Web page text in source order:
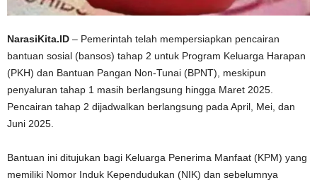
NarasiKita.ID – Pemerintah telah mempersiapkan pencairan
bantuan sosial (bansos) tahap 2 untuk Program Keluarga Harapan
(PKH) dan Bantuan Pangan Non-Tunai (BPNT), meskipun
penyaluran tahap 1 masih berlangsung hingga Maret 2025.
Pencairan tahap 2 dijadwalkan berlangsung pada April, Mei, dan
Juni 2025.
Bantuan ini ditujukan bagi Keluarga Penerima Manfaat (KPM) yang
memiliki Nomor Induk Kependudukan (NIK) dan sebelumnya